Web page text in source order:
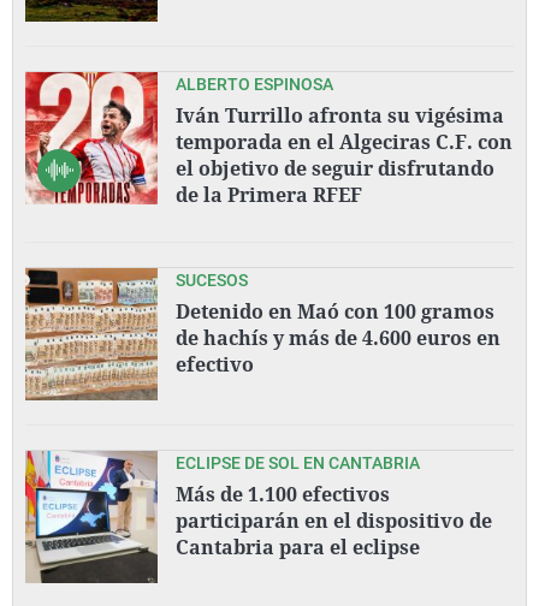
ALBERTO ESPINOSA
Iván Turrillo afronta su vigésima
temporada en el Algeciras C.F. con
el objetivo de seguir disfrutando
de la Primera RFEF
SUCESOS
Detenido en Maó con 100 gramos
de hachís y más de 4.600 euros en
efectivo
ECLIPSE DE SOL EN CANTABRIA
Más de 1.100 efectivos
participarán en el dispositivo de
Cantabria para el eclipse